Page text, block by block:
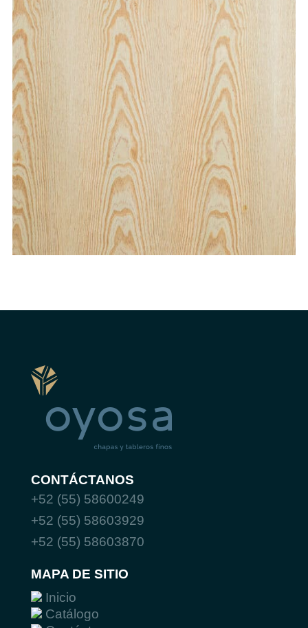
CONTÁCTANOS
+52 (55) 58600249
+52 (55) 58603929
+52 (55) 58603870
MAPA DE SITIO
Inicio
Catálogo